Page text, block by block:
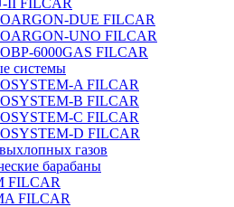
II FILCAR
DUE FILCAR
UNO FILCAR
6000GAS FILCAR
системы
A FILCAR
B FILCAR
C FILCAR
D FILCAR
газов
барабаны
FILCAR
FILCAR